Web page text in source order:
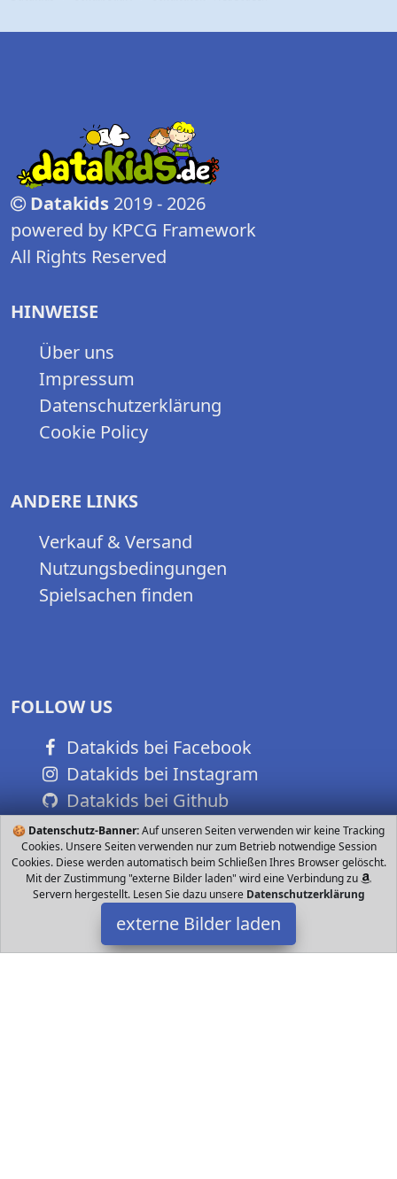
🍪 Datenschutz-Banner:Auf unseren Seiten verwenden wir keine Tracking
Cookies. Unsere Seiten verwenden nur zum Betrieb notwendige Session
Cookies. Diese werden automatisch beim Schließen Ihres Browser gelöscht.
Mit der Zustimmung "externe Bilder laden" wird eine Verbindung zu
Servern hergestellt. Lesen Sie dazu unsere Datenschutzerklärung
externe Bilder laden
Datakids 2019 - 2026
powered by KPCG Framework
All Rights Reserved
HINWEISE
Über uns
Impressum
Datenschutzerklärung
Cookie Policy
ANDERE LINKS
Verkauf & Versand
Nutzungsbedingungen
Spielsachen finden
FOLLOW US
Datakids bei Facebook
Datakids bei Instagram
Datakids bei Github